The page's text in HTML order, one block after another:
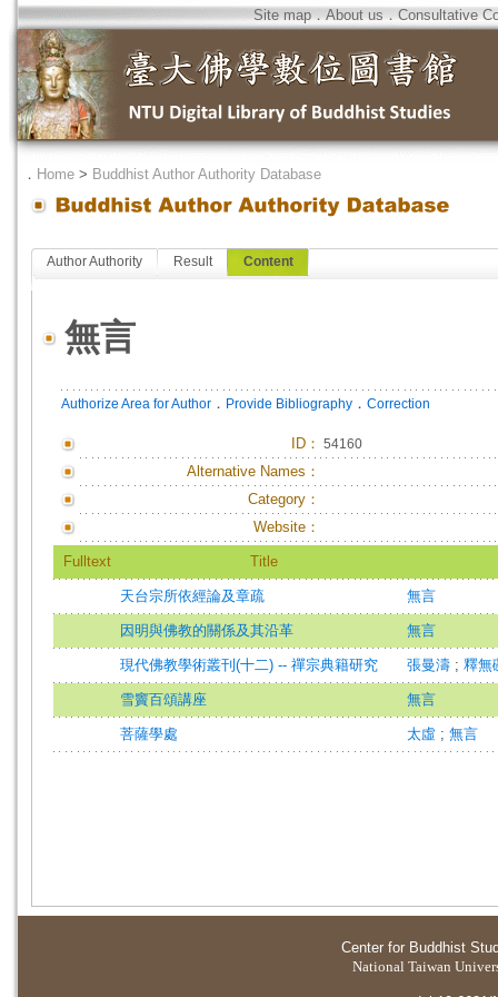
Site map．About us．Consultative
． Home > Buddhist Author Authority Database
Author Authority Result Content
無言
Authorize Area for Author ． Provide Bibliography ． Correction
ID ： 54160
Alternative Names：
Category：
Website：
Fulltext Title
天台宗所依經論及章疏 無言
因明與佛教的關係及其沿革 無言
現代佛教學術叢刊(十二) -- 禪宗典籍研究 張曼濤 ; 釋
雪竇百頌講座 無言
菩薩學處 太虛 ; 無言
Center for Buddhist
National Taiwan